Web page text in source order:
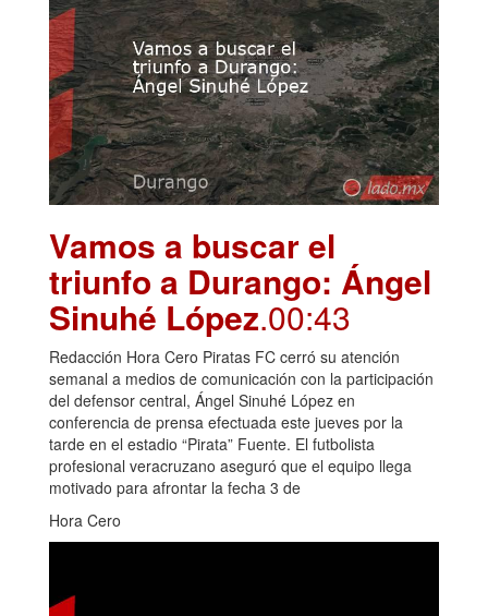
Vamos a buscar el
triunfo a Durango: Ángel
Sinuhé López.00:43
Redacción Hora Cero Piratas FC cerró su atención
semanal a medios de comunicación con la participación
del defensor central, Ángel Sinuhé López en
conferencia de prensa efectuada este jueves por la
tarde en el estadio “Pirata” Fuente. El futbolista
profesional veracruzano aseguró que el equipo llega
motivado para afrontar la fecha 3 de
Hora Cero